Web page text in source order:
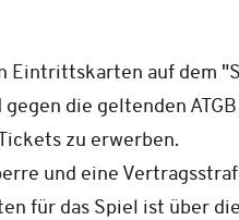
Eintrittskarten auf dem
die geltenden
zu erwerben.
und eine
für das Spiel ist über die